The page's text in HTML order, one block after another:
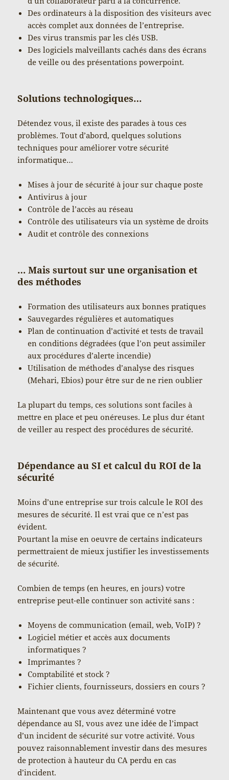
Des ordinateurs à la disposition des visiteurs avec
accès complet aux données de l’entreprise.
Des virus transmis par les clés USB.
Des logiciels malveillants cachés dans des écrans
de veille ou des présentations powerpoint.
Solutions technologiques…
Détendez vous, il existe des parades à tous ces
problèmes. Tout d’abord, quelques solutions
techniques pour améliorer votre sécurité
informatique…
Mises à jour de sécurité à jour sur chaque poste
Antivirus à jour
Contrôle de l’accès au réseau
Contrôle des utilisateurs via un système de droits
Audit et contrôle des connexions
… Mais surtout sur une organisation et
des méthodes
Formation des utilisateurs aux bonnes pratiques
Sauvegardes régulières et automatiques
Plan de continuation d’activité et tests de travail
en conditions dégradées (que l’on peut assimiler
aux procédures d’alerte incendie)
Utilisation de méthodes d’analyse des risques
(Mehari, Ebios) pour être sur de ne rien oublier
La plupart du temps, ces solutions sont faciles à
mettre en place et peu onéreuses. Le plus dur étant
de veiller au respect des procédures de sécurité.
Dépendance au SI et calcul du ROI de la
sécurité
Moins d’une entreprise sur trois calcule le ROI des
mesures de sécurité. Il est vrai que ce n’est pas
évident.
Pourtant la mise en oeuvre de certains indicateurs
permettraient de mieux justifier les investissements
de sécurité.
Combien de temps (en heures, en jours) votre
entreprise peut-elle continuer son activité sans :
Moyens de communication (email, web, VoIP) ?
Logiciel métier et accès aux documents
informatiques ?
Imprimantes ?
Comptabilité et stock ?
Fichier clients, fournisseurs, dossiers en cours ?
Maintenant que vous avez déterminé votre
dépendance au SI, vous avez une idée de l’impact
d’un incident de sécurité sur votre activité. Vous
pouvez raisonnablement investir dans des mesures
de protection à hauteur du CA perdu en cas
d’incident.